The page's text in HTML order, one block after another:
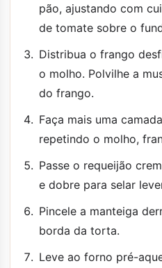
pão, ajustando com
de tomate sobre o
Distribua o frango
o molho. Polvilhe a
do frango.
Faça mais uma
repetindo o molho,
Passe o requeijão
e dobre para selar
Pincele a manteiga
borda da torta.
Leve ao forno pré-